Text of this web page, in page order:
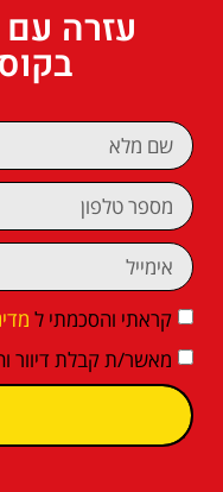
עזרה
קראתי והסכמתי ל
מאשר/ת קבלת דיוור